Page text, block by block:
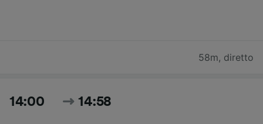
58m, diretto
14:00 14:58